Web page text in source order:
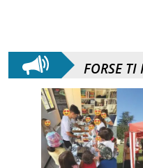
FORSE TI